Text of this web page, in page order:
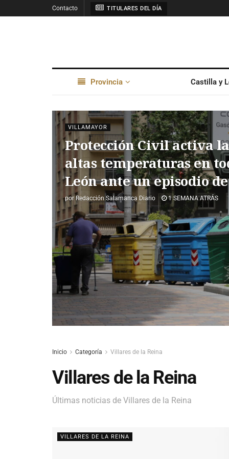
Contacto TITULARES DEL DÍA
Provincia Castilla y
VILLAMAYOR
Protección Civil activa
altas temperaturas en
León ante un episodio
por Redacción Salamanca Diario 1 SEMANA ATRÁS
Inicio Categoría Villares de la Reina
Villares de la Reina
Últimas noticias de Villares de la Reina
VILLARES DE LA REINA